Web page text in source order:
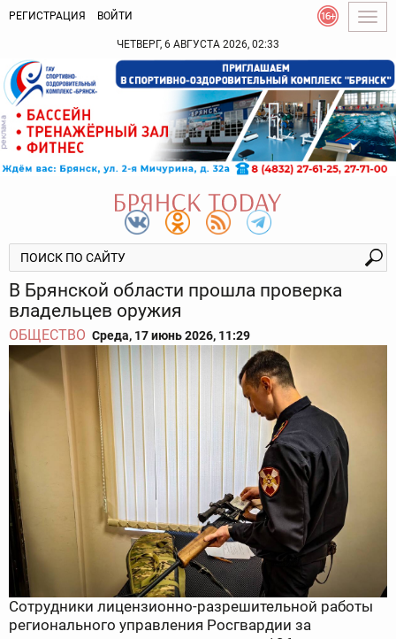
РЕГИСТРАЦИЯ ВОЙТИ
ЧЕТВЕРГ, 6 АВГУСТА 2026, 02:33
В Брянской области прошла проверка
владельцев оружия
ОБЩЕСТВО Среда, 17 июнь 2026, 11:29
Сотрудники лицензионно-разрешительной работы
регионального управления Росгвардии за